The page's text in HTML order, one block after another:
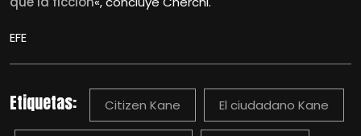
EFE
Etiquetas: Citizen Kane El ciudadano Kane